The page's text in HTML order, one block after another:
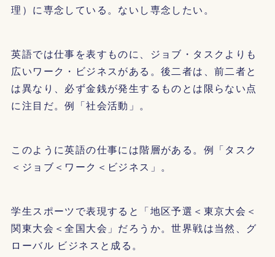
理）に専念している。ないし専念したい。
英語では仕事を表すものに、ジョブ・タスクよりも
広いワーク・ビジネスがある。後二者は、前二者と
は異なり、必ず金銭が発生するものとは限らない点
に注目だ。例「社会活動」。
このように英語の仕事には階層がある。例「タスク
＜ジョブ＜ワーク＜ビジネス」。
学生スポーツで表現すると「地区予選＜東京大会＜
関東大会＜全国大会」だろうか。世界戦は当然、グ
ローバル ビジネスと成る。